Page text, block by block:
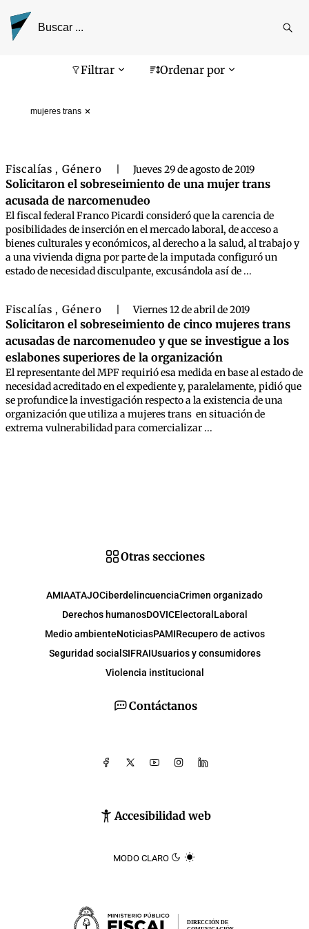
Filtrar Ordenar por
mujeres trans
Pantalla de búsqueda
Fiscalías , Género Jueves 29 de agosto de 2019
Solicitaron el sobreseimiento de una mujer trans
acusada de narcomenudeo
El fiscal federal Franco Picardi consideró que la carencia de
posibilidades de inserción en el mercado laboral, de acceso a
bienes culturales y económicos, al derecho a la salud, al trabajo y
a una vivienda digna por parte de la imputada configuró un
estado de necesidad disculpante, excusándola así de ...
Fiscalías , Género Viernes 12 de abril de 2019
Solicitaron el sobreseimiento de cinco mujeres trans
acusadas de narcomenudeo y que se investigue a los
eslabones superiores de la organización
El representante del MPF requirió esa medida en base al estado de
necesidad acreditado en el expediente y, paralelamente, pidió que
se profundice la investigación respecto a la existencia de una
organización que utiliza a mujeres trans en situación de
extrema vulnerabilidad para comercializar ...
Contáctanos
Accesibilidad web
MODO CLARO
Otras secciones
AMIAATAJOCiberdelincuenciaCrimen organizado
Derechos humanosDOVICElectoral Laboral
Medio ambienteNoticiasPAMIRecupero de activos
Seguridad social SIFRAIUsuarios y consumidores
Violencia institucional
DIRECCIÓN DE